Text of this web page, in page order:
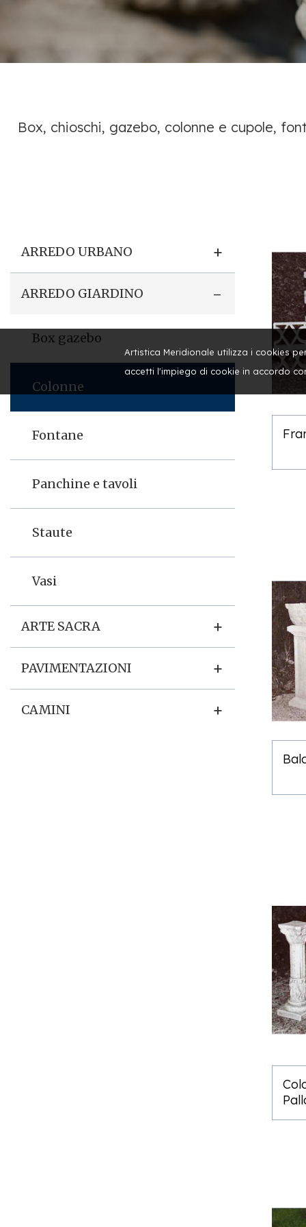
Artistica Meridionale utilizza i cookies
accetti l'impiego di cookie in accordo
Box, chioschi, gazebo, colonne e cupole,
ARREDO URBANO +
ARREDO GIARDINO -
Box gazebo
Colonne
Fontane
Panchine e tavoli
Staute
Vasi
ARTE SACRA +
PAVIMENTAZIONI +
CAMINI +